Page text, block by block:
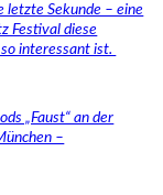
letzte Sekunde – eine
Festival diese
interessant ist.
„Faust“ an der
–